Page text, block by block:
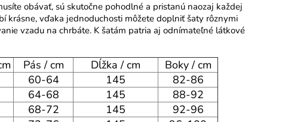
obávať, sú skutočne pohodlné a pristanú naozaj každej
krásne, vďaka jednoduchosti môžete doplniť šaty rôznymi
vzadu na chrbáte. K šatám patria aj odnímateľné látkové
Pás / cm Dĺžka / cm
Boky / cm
60-64 145
82-86
64-68 145
88-92
68-72 145
92-96